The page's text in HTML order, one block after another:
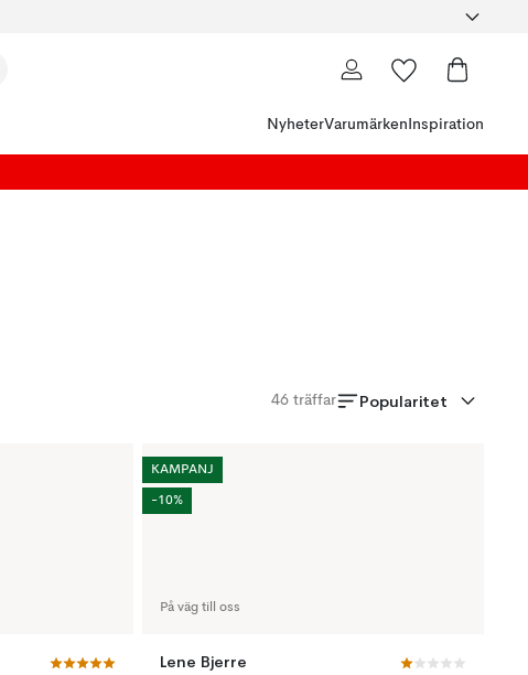
NyheterVarumärken Inspiration
46 träffar Popularitet
På väg till oss
Lene Bjerre
KAMPANJ
-10%